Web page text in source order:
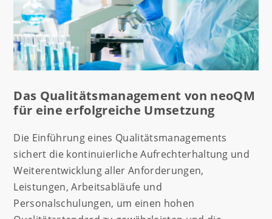
Das Qualitätsmanagement von neoQM
für eine erfolgreiche Umsetzung
Die Einführung eines Qualitätsmanagements
sichert die kontinuierliche Aufrechterhaltung und
Weiterentwicklung aller Anforderungen,
Leistungen, Arbeitsabläufe und
Personalschulungen, um einen hohen